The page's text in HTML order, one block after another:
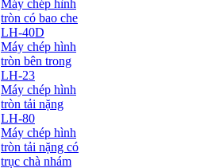
Máy chép hình
tròn có bao che
LH-40D
Máy chép hình
tròn bên trong
LH-23
Máy chép hình
tròn tải nặng
LH-80
Máy chép hình
tròn tải nặng có
trục chà nhám